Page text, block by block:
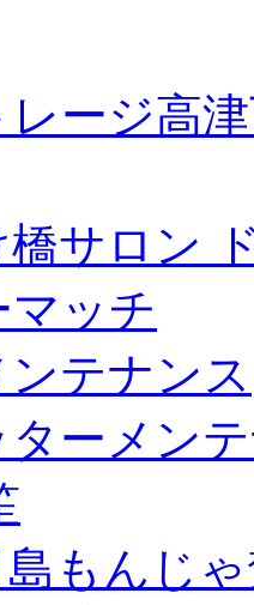
ージ高
サロン
ッチ
テナンス
ターメン
もんじ